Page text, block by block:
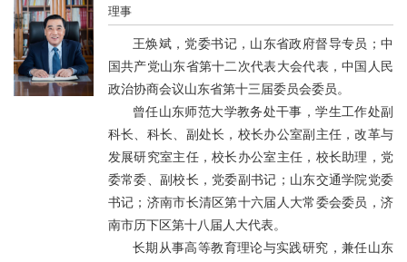
理事
王焕斌，党委书记，山东省政府督导专员；中
国共产党山东省第十二次代表大会代表，中国人民
政治协商会议山东省第十三届委员会委员。
曾任山东师范大学教务处干事，学生工作处副
科长、科长、副处长，校长办公室副主任，改革与
发展研究室主任，校长办公室主任，校长助理，党
委常委、副校长，党委副书记；山东交通学院党委
书记；济南市长清区第十六届人大常委会委员，济
南市历下区第十八届人大代表。
长期从事高等教育理论与实践研究，兼任山东